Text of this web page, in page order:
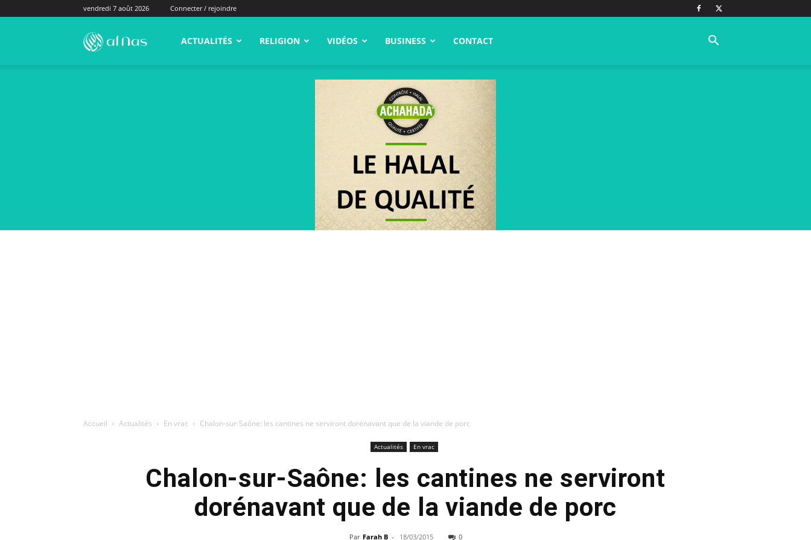
vendredi 7 août 2026 Connecter / rejoindre
alNas.fr ACTUALITÉS RELIGION VIDÉOS BUSINESS CONTACT
Accueil Actualités En vrac Chalon-sur-Saône: les cantines ne serviront dorénavant que de la viande de porc
Actualités En vrac
Chalon-sur-Saône: les cantines ne serviront
dorénavant que de la viande de porc
Par Farah B - 18/03/2015 0